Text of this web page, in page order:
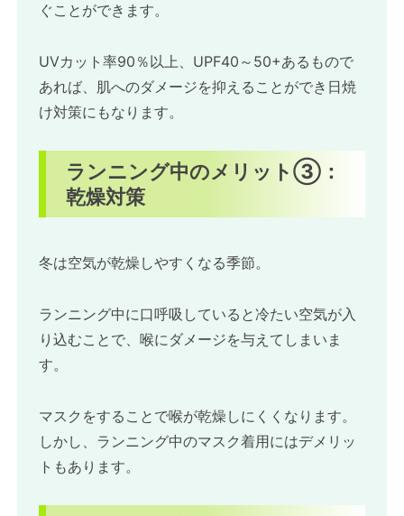
ぐことができます。
UVカット率90％以上、UPF40～50+あるもので
あれば、肌へのダメージを抑えることができ日焼
け対策にもなります。
ランニング中のメリット③：
乾燥対策
冬は空気が乾燥しやすくなる季節。
ランニング中に口呼吸していると冷たい空気が入
り込むことで、喉にダメージを与えてしまいま
す。
マスクをすることで喉が乾燥しにくくなります。
しかし、ランニング中のマスク着用にはデメリッ
トもあります。